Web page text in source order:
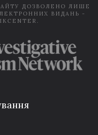
ДОЗВОЛЕНО ЛИШЕ
ВИДАНЬ -